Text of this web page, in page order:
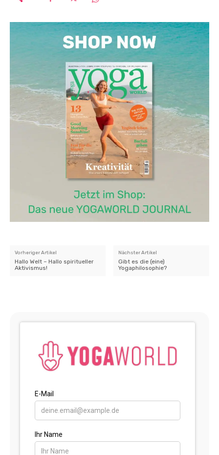
Vorheriger Artikel
Hallo Welt – Hallo spiritueller
Aktivismus!
Nächster Artikel
Gibt es die (eine)
Yogaphilosophie?